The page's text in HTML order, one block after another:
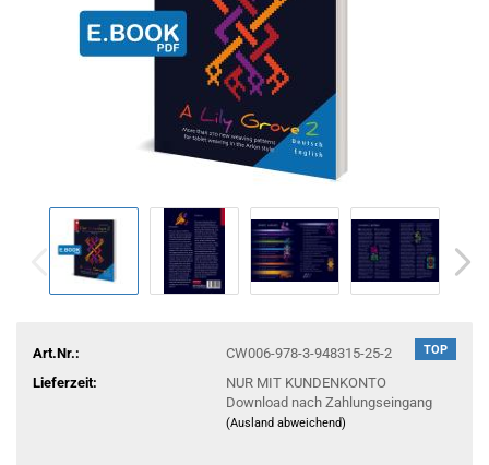
TOP
Art.Nr.:
CW006-978-3-948315-25-2
Lieferzeit:
NUR MIT KUNDENKONTO
Download nach Zahlungseingang
(Ausland abweichend)